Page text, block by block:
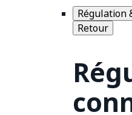
Régulation
Retour